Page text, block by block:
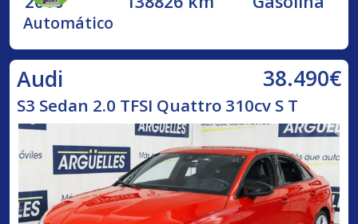
Automático
Audi 38.490€
S3 Sedan 2.0 TFSI Quattro 310cv S T